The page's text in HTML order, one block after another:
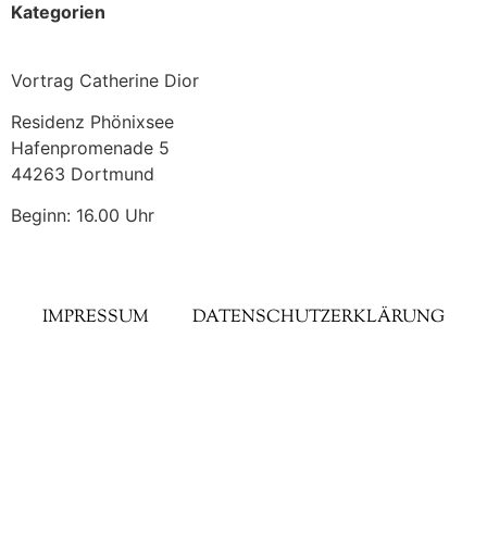
Kategorien
Vortrag Catherine Dior
Residenz Phönixsee
Hafenpromenade 5
44263 Dortmund
Beginn: 16.00 Uhr
IMPRESSUM DATENSCHUTZERKLÄRUNG